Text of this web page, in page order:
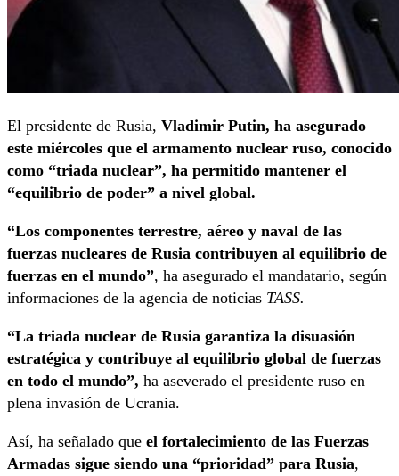
El presidente de Rusia, Vladimir Putin, ha asegurado
este miércoles que el armamento nuclear ruso, conocido
como “triada nuclear”, ha permitido mantener el
“equilibrio de poder” a nivel global.
“Los componentes terrestre, aéreo y naval de las
fuerzas nucleares de Rusia contribuyen al equilibrio de
fuerzas en el mundo”, ha asegurado el mandatario, según
informaciones de la agencia de noticias TASS.
“La triada nuclear de Rusia garantiza la disuasión
estratégica y contribuye al equilibrio global de fuerzas
en todo el mundo”, ha aseverado el presidente ruso en
plena invasión de Ucrania.
Así, ha señalado que el fortalecimiento de las Fuerzas
Armadas sigue siendo una “prioridad” para Rusia,